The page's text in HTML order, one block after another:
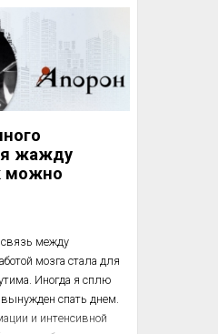
побуждающем
за диванными
из
просто
человека –
все успеть.
я жажду
можно
между
мозга стала для
Иногда я сплю
спать днем.
и интенсивной